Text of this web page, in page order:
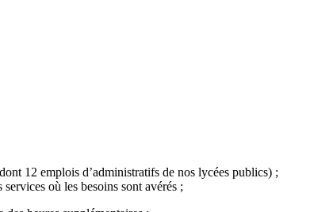
12 emplois d’administratifs de nos lycées publics) ;
où les besoins sont avérés ;